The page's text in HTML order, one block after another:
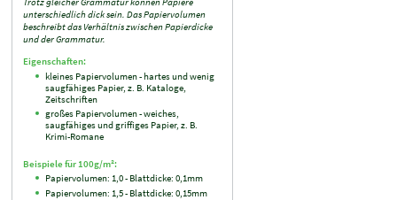
unterschiedlich dick sein. Das Papiervolumen
beschreibt das Verhältnis zwischen Papierdicke
und der Grammatur.
Eigenschaften:
kleines Papiervolumen - hartes und wenig
saugfähiges Papier, z. B. Kataloge,
Zeitschriften
großes Papiervolumen - weiches,
saugfähiges und griffiges Papier, z. B.
Krimi-Romane
Beispiele für 100g/m²:
Papiervolumen: 1,0 - Blattdicke: 0,1mm
Papiervolumen: 1,5 - Blattdicke: 0,15mm